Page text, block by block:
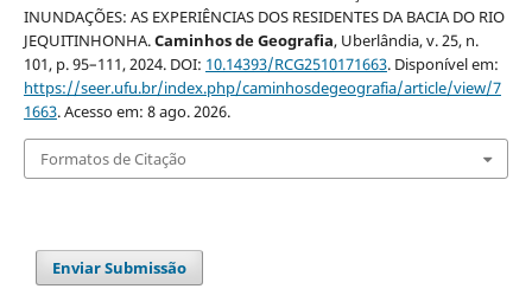
INUNDAÇÕES: AS EXPERIÊNCIAS DOS RESIDENTES DA BACIA DO RIO
JEQUITINHONHA.Caminhos de Geografia, Uberlândia, v. 25, n.
101, p. 95–111, 2024. DOI: 10.14393/RCG2510171663. Disponível em:
https://seer.ufu.br/index.php/caminhosdegeografia/article/view/7
1663. Acesso em: 8 ago. 2026.
Formatos de Citação
Enviar Submissão